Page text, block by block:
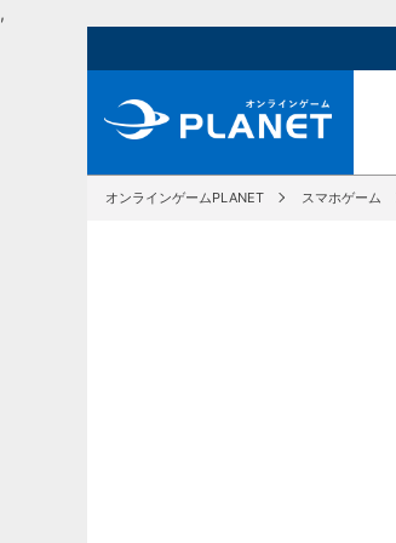
,
オンラインゲームPLANET スマホゲーム